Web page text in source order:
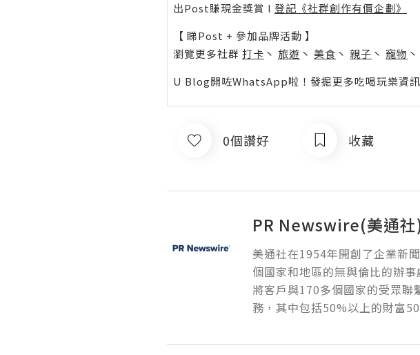
出Post賺現金獎賞 l 登記《社群創作有價企劃》
【 睇Post + 參加品牌活動 】
瀏覽更多社群 打卡 丶 旅遊 丶 美食 丶 親子 丶 寵物 丶
U Blog開咗WhatsApp啦！發掘更多吃喝玩樂資訊
0個讚好 收藏
PR Newswire(美通社
美通社在1954年開創了企業新
個國家和地區的無與倫比的辦
將客戶與170多個國家的受眾聯
務，其中包括50%以上的財富